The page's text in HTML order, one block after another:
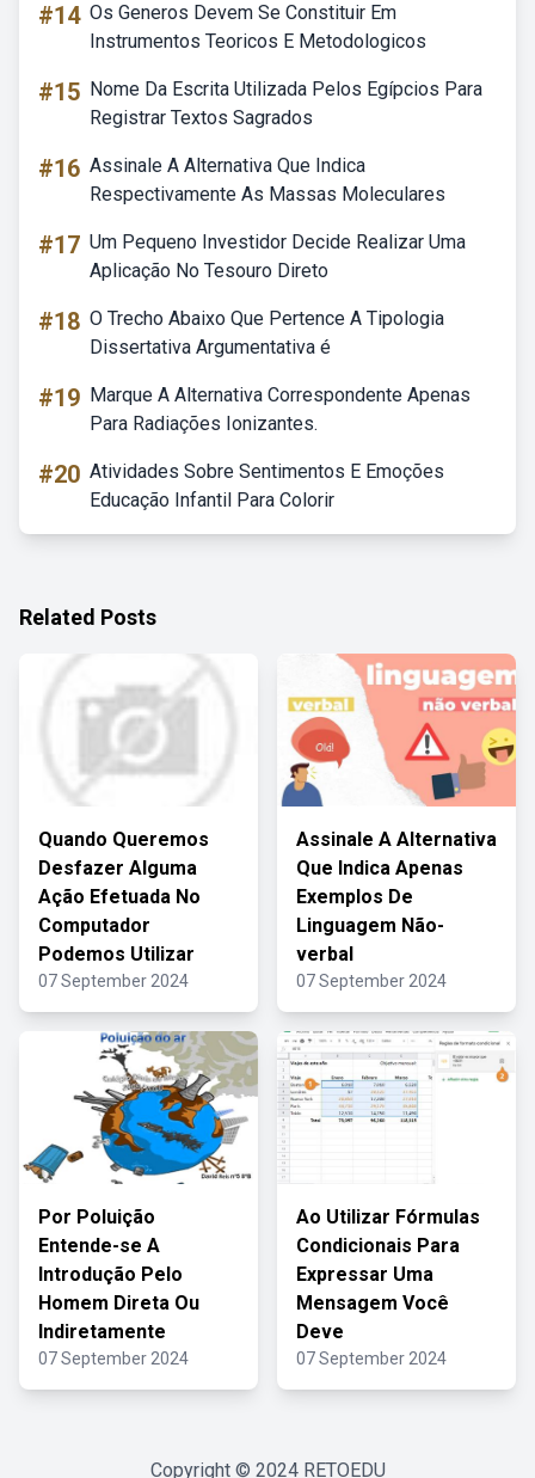
#14 Os Generos Devem Se Constituir Em
Instrumentos Teoricos E Metodologicos
#15 Nome Da Escrita Utilizada Pelos Egípcios Para
Registrar Textos Sagrados
#16 Assinale A Alternativa Que Indica
Respectivamente As Massas Moleculares
#17 Um Pequeno Investidor Decide Realizar Uma
Aplicação No Tesouro Direto
#18 O Trecho Abaixo Que Pertence A Tipologia
Dissertativa Argumentativa é
#19 Marque A Alternativa Correspondente Apenas
Para Radiações Ionizantes.
#20 Atividades Sobre Sentimentos E Emoções
Educação Infantil Para Colorir
Related Posts
Quando Queremos
Desfazer Alguma
Ação Efetuada No
Computador
Podemos Utilizar
07 September 2024
Assinale A Alternativa
Que Indica Apenas
Exemplos De
Linguagem Não-
verbal
07 September 2024
Por Poluição
Entende-se A
Introdução Pelo
Homem Direta Ou
Indiretamente
07 September 2024
Ao Utilizar Fórmulas
Condicionais Para
Expressar Uma
Mensagem Você
Deve
07 September 2024
Copyright © 2024 RETOEDU